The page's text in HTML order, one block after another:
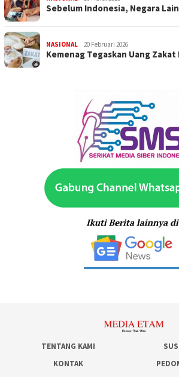
Sebelum Indonesia, Negara
NASIONAL 20 Februari 2026
Kemenag Tegaskan Uang
TENTANG KAMI
KONTAK